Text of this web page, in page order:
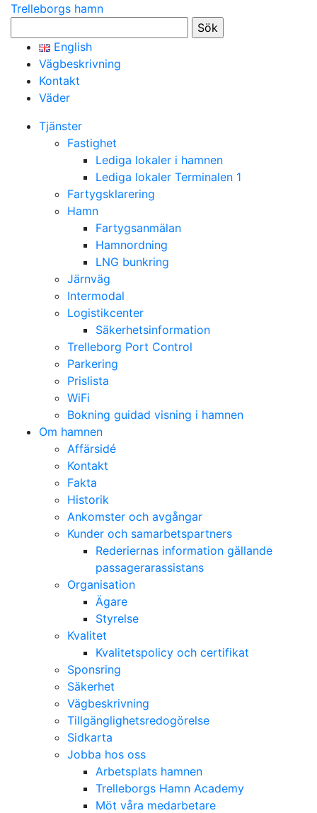
Trelleborgs hamn
efter:
English
Vägbeskrivning
Kontakt
Väder
Tjänster
Fastighet
Lediga lokaler i hamnen
Lediga lokaler Terminalen 1
Fartygsklarering
Hamn
Fartygsanmälan
Hamnordning
LNG bunkring
Järnväg
Intermodal
Logistikcenter
Säkerhetsinformation
Trelleborg Port Control
Parkering
Prislista
WiFi
Bokning guidad visning i hamnen
Om hamnen
Affärsidé
Kontakt
Fakta
Historik
Ankomster och avgångar
Kunder och samarbetspartners
Rederiernas information gällande
passagerarassistans
Organisation
Ägare
Styrelse
Kvalitet
Kvalitetspolicy och certifikat
Sponsring
Säkerhet
Vägbeskrivning
Tillgänglighetsredogörelse
Sidkarta
Jobba hos oss
Arbetsplats hamnen
Trelleborgs Hamn Academy
Möt våra medarbetare